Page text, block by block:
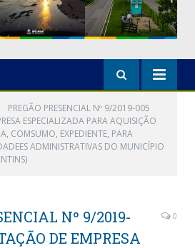
PREGÃO PRESENCIAL Nº 9/2019-005
ESPECIALIZADA PARA AQUISIÇÃO
COMSUMO, EXPEDIENTE, PARA
ADMINISTRATIVAS DO MUNICÍPIO
Nº 9/2019-
DE EMPRESA
0